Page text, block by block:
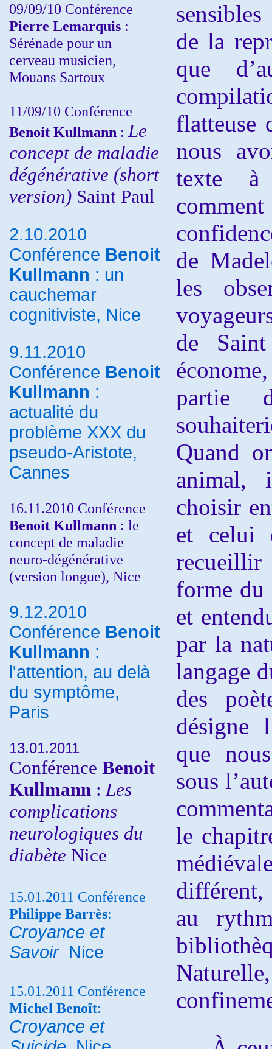
09/09/10 Conférence
Pierre Lemarquis :
Sérénade pour un
cerveau musicien,
Mouans Sartoux
11/09/10 Conférence
Benoit Kullmann : Le
concept de maladie
dégénérative (short
version) Saint Paul
2.10.2010
Conférence Benoit
Kullmann : un
cauchemar
cognitiviste, Nice
9.11.2010
Conférence Benoit
Kullmann :
actualité du
problème XXX du
pseudo-Aristote,
Cannes
16.11.2010 Conférence
Benoit Kullmann : le
concept de maladie
neuro-dégénérative
(version longue), Nice
9.12.2010
Conférence Benoit
Kullmann :
l'attention, au delà
du symptôme,
Paris
13.01.2011
Conférence Benoit
Kullmann : Les
complications
neurologiques du
diabète Nice
15.01.2011 Conférence
Philippe Barrès:
Croyance et
Savoir Nice
15.01.2011 Conférence
Michel Benoît:
Croyance et
de la
que
flatteuse
nous
texte à
de
les
de
partie
Quand
animal,
choisir
et celui
recueillir
forme du
et
par la
langage
des
désigne
que
sous
le
au